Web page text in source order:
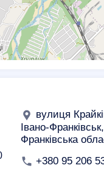
вулиця
Івано-
Франківська
+380 95 206